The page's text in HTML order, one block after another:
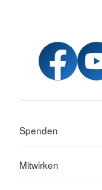
Spenden
Mitwirken